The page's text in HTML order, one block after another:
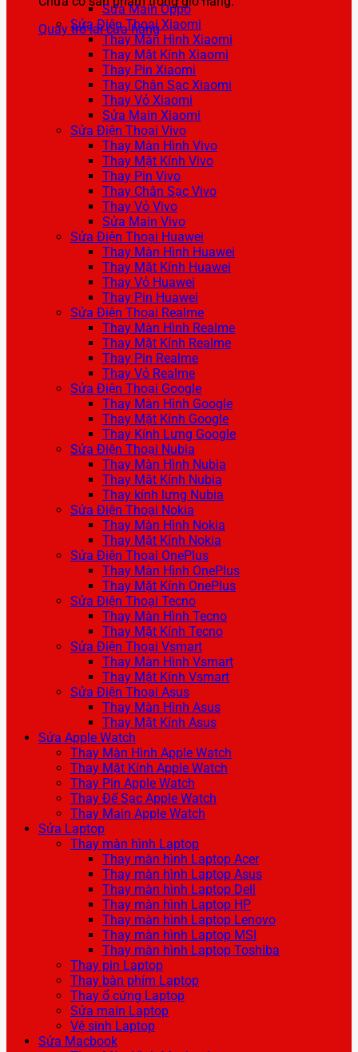
Quay trở lại cửa hàng
Sửa Main Oppo
Sửa Điện Thoại Xiaomi
Thay Màn Hình Xiaomi
Thay Mặt Kính Xiaomi
Thay Pin Xiaomi
Thay Chân Sạc Xiaomi
Thay Vỏ Xiaomi
Sửa Main Xiaomi
Sửa Điện Thoại Vivo
Thay Màn Hình Vivo
Thay Mặt Kính Vivo
Thay Pin Vivo
Thay Chân Sạc Vivo
Thay Vỏ Vivo
Sửa Main Vivo
Sửa Điện Thoại Huawei
Thay Màn Hình Huawei
Thay Mặt Kính Huawei
Thay Vỏ Huawei
Thay Pin Huawei
Sửa Điện Thoại Realme
Thay Màn Hình Realme
Thay Mặt Kính Realme
Thay Pin Realme
Thay Vỏ Realme
Sửa Điện Thoại Google
Thay Màn Hình Google
Thay Mặt Kính Google
Thay Kính Lưng Google
Sửa Điện Thoại Nubia
Thay Màn Hình Nubia
Thay Mặt Kính Nubia
Thay kính lưng Nubia
Sửa Điện Thoại Nokia
Thay Màn Hình Nokia
Thay Mặt Kính Nokia
Sửa Điện Thoại OnePlus
Thay Màn Hình OnePlus
Thay Mặt Kính OnePlus
Sửa Điện Thoại Tecno
Thay Màn Hình Tecno
Thay Mặt Kính Tecno
Sửa Điện Thoại Vsmart
Thay Màn Hình Vsmart
Thay Mặt Kính Vsmart
Sửa Điện Thoại Asus
Thay Màn Hình Asus
Thay Mặt Kính Asus
Sửa Apple Watch
Thay Màn Hình Apple Watch
Thay Mặt Kính Apple Watch
Thay Pin Apple Watch
Thay Đế Sạc Apple Watch
Thay Main Apple Watch
Sửa Laptop
Thay màn hình Laptop
Thay màn hình Laptop Acer
Thay màn hình Laptop Asus
Thay màn hình Laptop Dell
Thay màn hình Laptop HP
Thay màn hình Laptop Lenovo
Thay màn hình Laptop MSI
Thay màn hình Laptop Toshiba
Thay pin Laptop
Thay bàn phím Laptop
Thay ổ cứng Laptop
Sửa main Laptop
Vệ sinh Laptop
Sửa Macbook